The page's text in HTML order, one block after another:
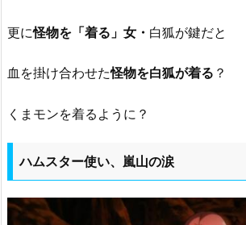
更に怪物を「着る」女・ 白狐が鍵だと
血を掛け合わせた怪物を白狐が着る ？
くまモンを着るように？
ハムスター使い、嵐山の涙